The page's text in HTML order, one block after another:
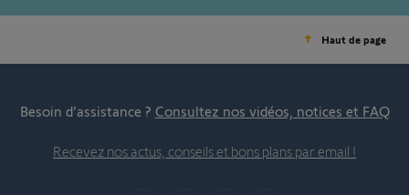
Haut de page
Besoin d’assistance ? Consultez nos vidéos, notices et FAQ
Recevez nos actus, conseils et bons plans par email !